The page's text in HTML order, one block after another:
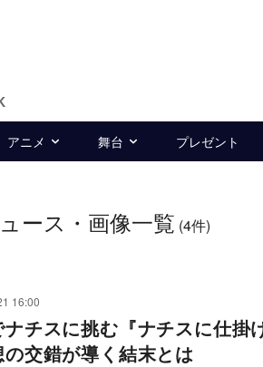
アニメ 舞台 プレゼント
ース・画像一覧 (4件)
16:00
ナチスに挑む『ナチスに仕
交錯が導く結末とは